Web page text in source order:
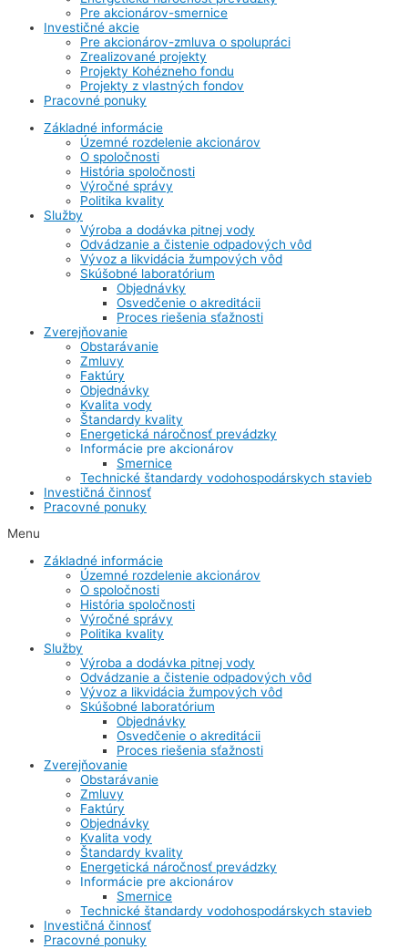
Pre akcionárov-smernice
Investičné akcie
Pre akcionárov-zmluva o spolupráci
Zrealizované projekty
Projekty Kohézneho fondu
Projekty z vlastných fondov
Pracovné ponuky
Základné informácie
Územné rozdelenie akcionárov
O spoločnosti
História spoločnosti
Výročné správy
Politika kvality
Služby
Výroba a dodávka pitnej vody
Odvádzanie a čistenie odpadových vôd
Vývoz a likvidácia žumpových vôd
Skúšobné laboratórium
Objednávky
Osvedčenie o akreditácii
Proces riešenia sťažnosti
Zverejňovanie
Obstarávanie
Zmluvy
Faktúry
Objednávky
Kvalita vody
Štandardy kvality
Energetická náročnosť prevádzky
Informácie pre akcionárov
Smernice
Technické štandardy vodohospodárskych stavieb
Investičná činnosť
Pracovné ponuky
Menu
Základné informácie
Územné rozdelenie akcionárov
O spoločnosti
História spoločnosti
Výročné správy
Politika kvality
Služby
Výroba a dodávka pitnej vody
Odvádzanie a čistenie odpadových vôd
Vývoz a likvidácia žumpových vôd
Skúšobné laboratórium
Objednávky
Osvedčenie o akreditácii
Proces riešenia sťažnosti
Zverejňovanie
Obstarávanie
Zmluvy
Faktúry
Objednávky
Kvalita vody
Štandardy kvality
Energetická náročnosť prevádzky
Informácie pre akcionárov
Smernice
Technické štandardy vodohospodárskych stavieb
Investičná činnosť
Pracovné ponuky